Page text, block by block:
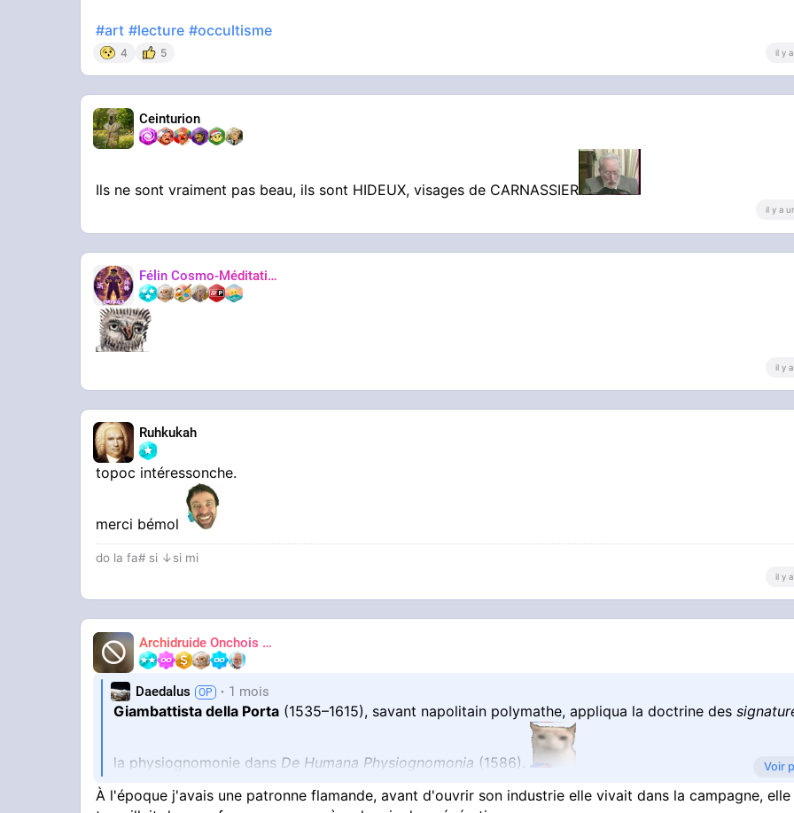
#art #lecture #occultisme
4 5 il y
Ceinturion
Ils ne sont vraiment pas beau, ils sont HIDEUX, visages de CARNASSIER
il y a
Félin Cosmo-Méditatif 站桩
il y
Ruhkukah
topoc intéressonche.
merci bémol
do la fa# si ↓si mi
il y
Archidruide Onchois
🍀️🌩️🐻️
Daedalus 1 mois
Giambattista della Porta (1535–1615), savant napolitain polymathe, appliqua la doctrine des
la physiognomonie dans De Humana Physiognomonia (1586).
Dans cet ouvrage, desparallèles systématiques entre traits du visage humain et morphologie
Voir
À l'époque j'avais une patronne flamande, avant d'ouvrir son industrie elle vivait dans la campagne, elle